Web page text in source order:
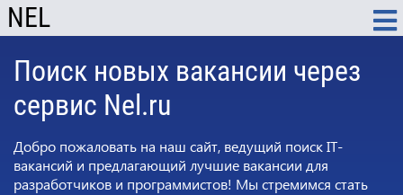
NEL
Поиск новых вакансии через
сервис Nel.ru
Добро пожаловать на наш сайт, ведущий поиск IT-
вакансий и предлагающий лучшие вакансии для
разработчиков и программистов! Мы стремимся стать